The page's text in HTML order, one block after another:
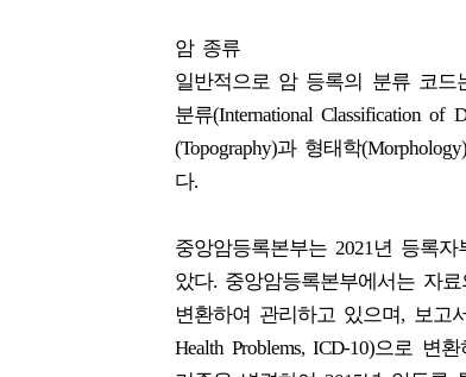
암 종류
일반적으로 암 등록의 분류 코드
분류(International Classification
(Topography)과 형태학
다.
중앙암등록본부는 2021년 등록
았다. 중앙암등록본부에서는 자
변환하여 관리하고 있으며, 보고서
Health Problems, ICD-10)으로 변